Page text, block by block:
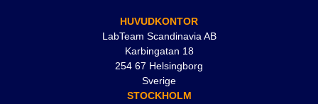
HUVUDKONTOR
LabTeam Scandinavia AB
Karbingatan 18
254 67 Helsingborg
Sverige
STOCKHOLM